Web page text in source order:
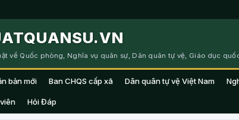
về Quốc phòng, Nghĩa vụ quân sự, Dân quân tự vệ, Giáo dục
bản mới Ban CHQS cấp xã Dân quân tự vệ Việt Nam
Hỏi Đáp